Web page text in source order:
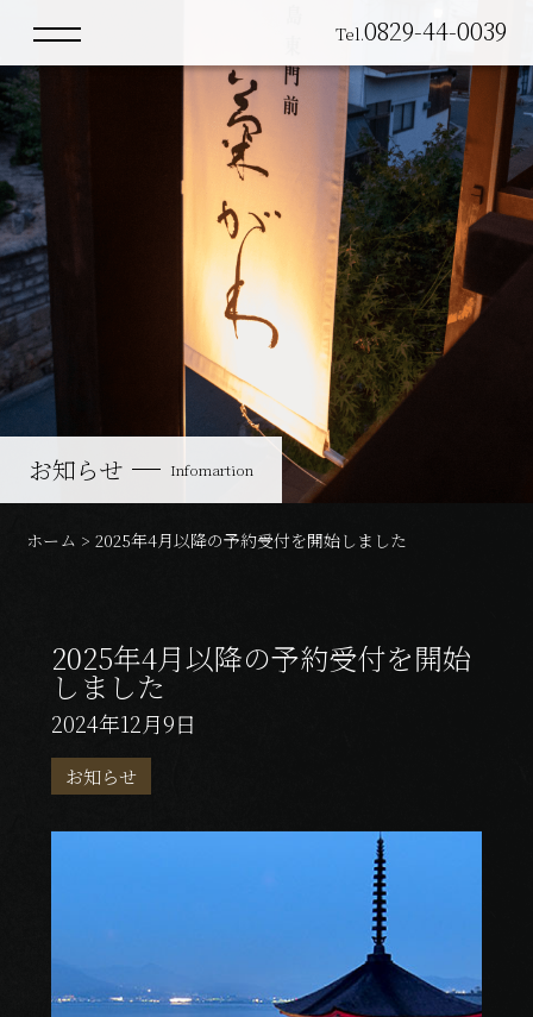
館内・客室
Facilities・Rooms
お料理
Cuisine
News
Access
ご予約はこちら
Tel.0829-44-0039
お知らせ Infomartion
ホーム >2025年4月以降の予約受付を開始しました
2025年4月以降の予約受付を開始
しました
2024年12月9日
お知らせ